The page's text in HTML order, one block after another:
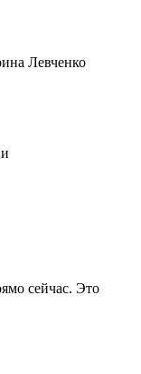
Левченко
сейчас. Это